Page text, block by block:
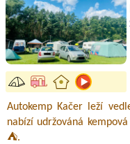
Autokemp Kačer leží
nabízí udržováná
⛺.